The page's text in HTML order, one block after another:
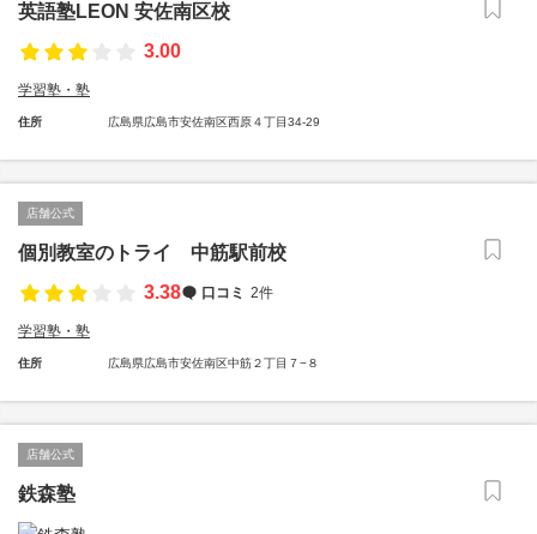
英語塾LEON 安佐南区校
3.00
学習塾・塾
住所 広島県広島市安佐南区西原４丁目34-29
店舗公式
個別教室のトライ 中筋駅前校
3.38
口コミ 2件
学習塾・塾
住所 広島県広島市安佐南区中筋２丁目７−８
店舗公式
鉄森塾